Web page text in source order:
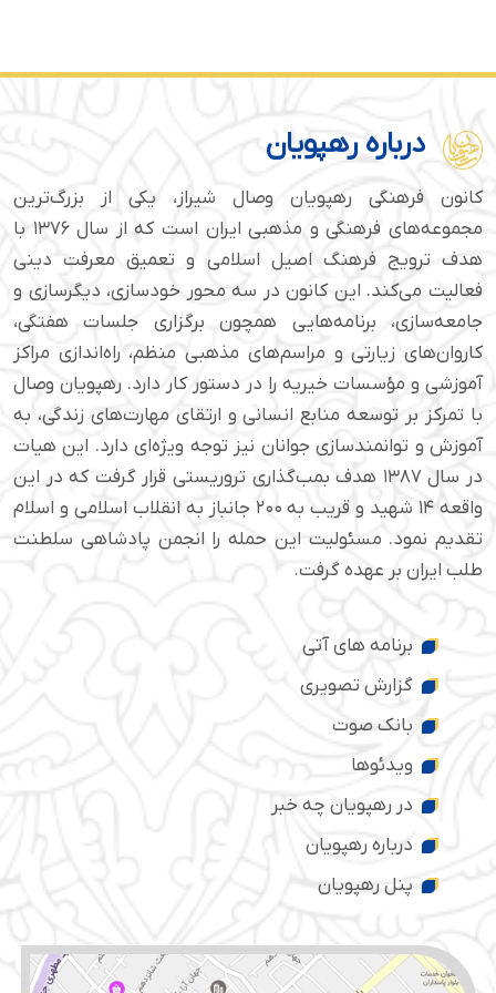
درباره رهپویان
کانون فرهنگی رهپویان وصال شیراز، یکی از بزرگ‌ترین
مجموعه‌های فرهنگی و مذهبی ایران است که از سال ۱۳۷۶ با
هدف ترویج فرهنگ اصیل اسلامی و تعمیق معرفت دینی
فعالیت می‌کند. این کانون در سه محور خودسازی، دیگرسازی و
جامعه‌سازی، برنامه‌هایی همچون برگزاری جلسات هفتگی،
کاروان‌های زیارتی و مراسم‌های مذهبی منظم، راه‌اندازی مراکز
آموزشی و مؤسسات خیریه را در دستور کار دارد. رهپویان وصال
با تمرکز بر توسعه منابع انسانی و ارتقای مهارت‌های زندگی، به
آموزش و توانمندسازی جوانان نیز توجه ویژه‌ای دارد. این هیات
در سال ۱۳۸۷ هدف بمب‌گذاری تروریستی قرار گرفت که در این
واقعه ۱۴ شهید و قریب به ۲۰۰ جانباز به انقلاب اسلامی و اسلام
تقدیم نمود. مسئولیت این حمله را انجمن پادشاهی سلطنت
طلب ایران بر عهده گرفت.
برنامه های آتی
گزارش تصویری
بانک صوت
ویدئوها
در رهپویان چه خبر
درباره رهپویان
پنل رهپویان